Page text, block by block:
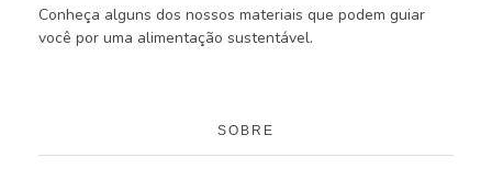
Conheça alguns dos nossos materiais que podem guiar
você por uma alimentação sustentável.
SOBRE